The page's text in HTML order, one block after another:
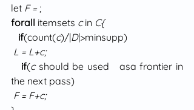
let F = ;
forall itemsets c in C{
if(count(c)/|D|>minsupp)
L = L+c;
if(c should be used   asa frontier in
the next pass)
F = F+c;